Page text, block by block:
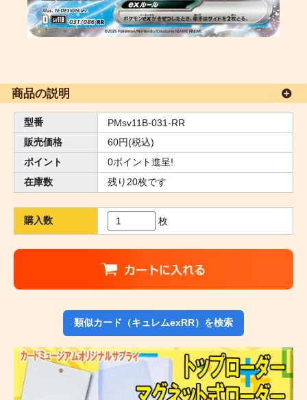
商品の説明
型番
PMsv11B-031-RR
販売価格
60円(税込)
ポイント
0ポイント進呈!
在庫数
残り20枚です
購入数 枚
類似カード（キュレムexRR）を検索